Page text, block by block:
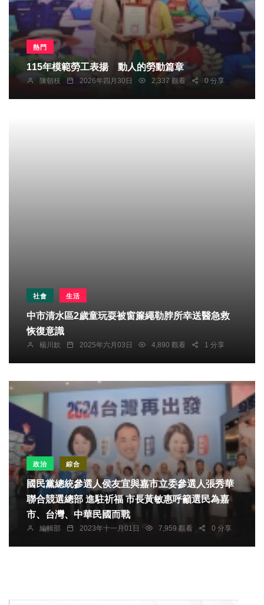
熱門
115年模範勞工表揚 動人的勞動篇章
陳朝枝 2026年四月30日 2,337 觀看 0 分享
社會 生活
中市清水區2歲童玩耍被窗簾繩勒脖所幸送醫急救
恢復意識
楊川欽 2025年六月03日 4,890 觀看 1 分享
政治 綜合
國民黨總統參選人侯友宜與嘉市立委參選人張秀華
聯合競選總部 進駐祈福 市長黃敏惠呼籲選民為嘉
市、台灣、中華民國而戰
編輯部 2023年十一月01日 7,959 觀看 0 分享